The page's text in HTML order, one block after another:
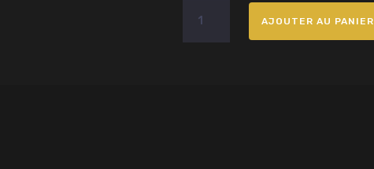
Brassière
AJOUTER AU PANIER